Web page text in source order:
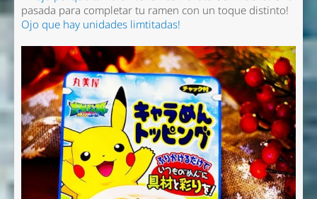
pasada para completar tu ramen con un toque distinto!
Ojo que hay unidades limtitadas!